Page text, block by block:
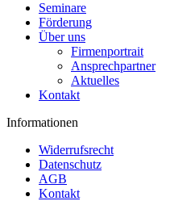
Seminare
Förderung
Über uns
Firmenportrait
Ansprechpartner
Aktuelles
Kontakt
Informationen
Widerrufsrecht
Datenschutz
AGB
Kontakt